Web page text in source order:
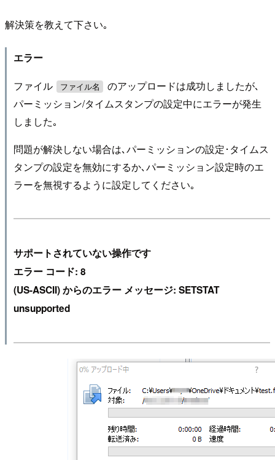
解決策を教えて下さい｡
エラー
ファイル ファイル名
のアップロードは成功しましたが､
パーミッション/タイムスタンプの設定中にエラーが発生
しました｡
問題が解決しない場合は､パーミッションの設定･タイムス
タンプの設定を無効にするか､パーミッション設定時のエ
ラーを無視するように設定してください｡
サポートされていない操作です
エラー コード: 8
(US-ASCII) からのエラー メッセージ: SETSTAT
unsupported